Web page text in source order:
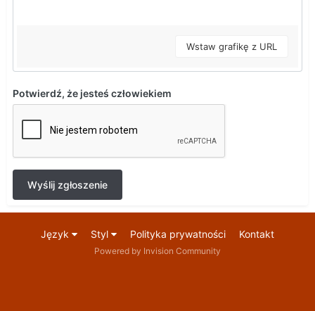
Wstaw grafikę z URL
Potwierdź, że jesteś człowiekiem
Wyślij zgłoszenie
Język Styl Polityka prywatności Kontakt
Powered by Invision Community